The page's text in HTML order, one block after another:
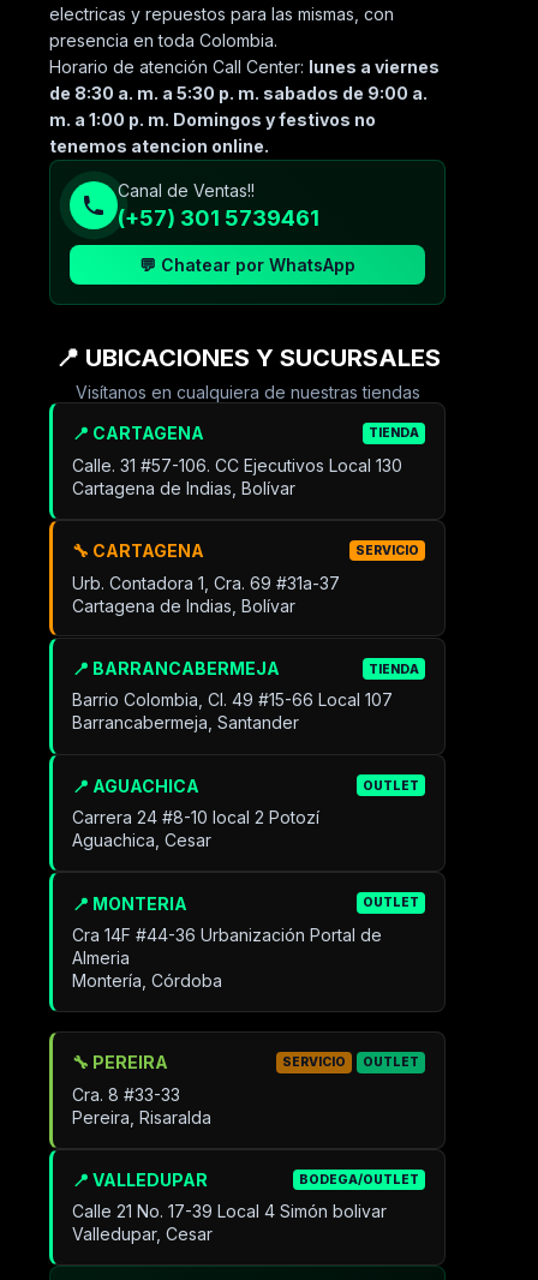
electricas y repuestos para las mismas, con
presencia en toda Colombia.
Horario de atención Call Center: lunes a viernes
de 8:30 a. m. a 5:30 p. m. sabados de 9:00 a.
m. a 1:00 p. m. Domingos y festivos no
tenemos atencion online.
Canal de Ventas!!
(+57) 301 5739461
💬 Chatear por WhatsApp
📍 UBICACIONES Y SUCURSALES
Visítanos en cualquiera de nuestras tiendas
📍 CARTAGENA TIENDA
Calle. 31 #57-106. CC Ejecutivos Local 130
Cartagena de Indias, Bolívar
🔧 CARTAGENA SERVICIO
Urb. Contadora 1, Cra. 69 #31a-37
Cartagena de Indias, Bolívar
📍 BARRANCABERMEJA TIENDA
Barrio Colombia, Cl. 49 #15-66 Local 107
Barrancabermeja, Santander
📍 AGUACHICA OUTLET
Carrera 24 #8-10 local 2 Potozí
Aguachica, Cesar
📍 MONTERIA OUTLET
Cra 14F #44-36 Urbanización Portal de
Almeria
Montería, Córdoba
📍 VALLEDUPAR BODEGA/OUTLET
Calle 21 No. 17-39 Local 4 Simón bolivar
Valledupar, Cesar
🔧 PEREIRA SERVICIO OUTLET
Cra. 8 #33-33
Pereira, Risaralda